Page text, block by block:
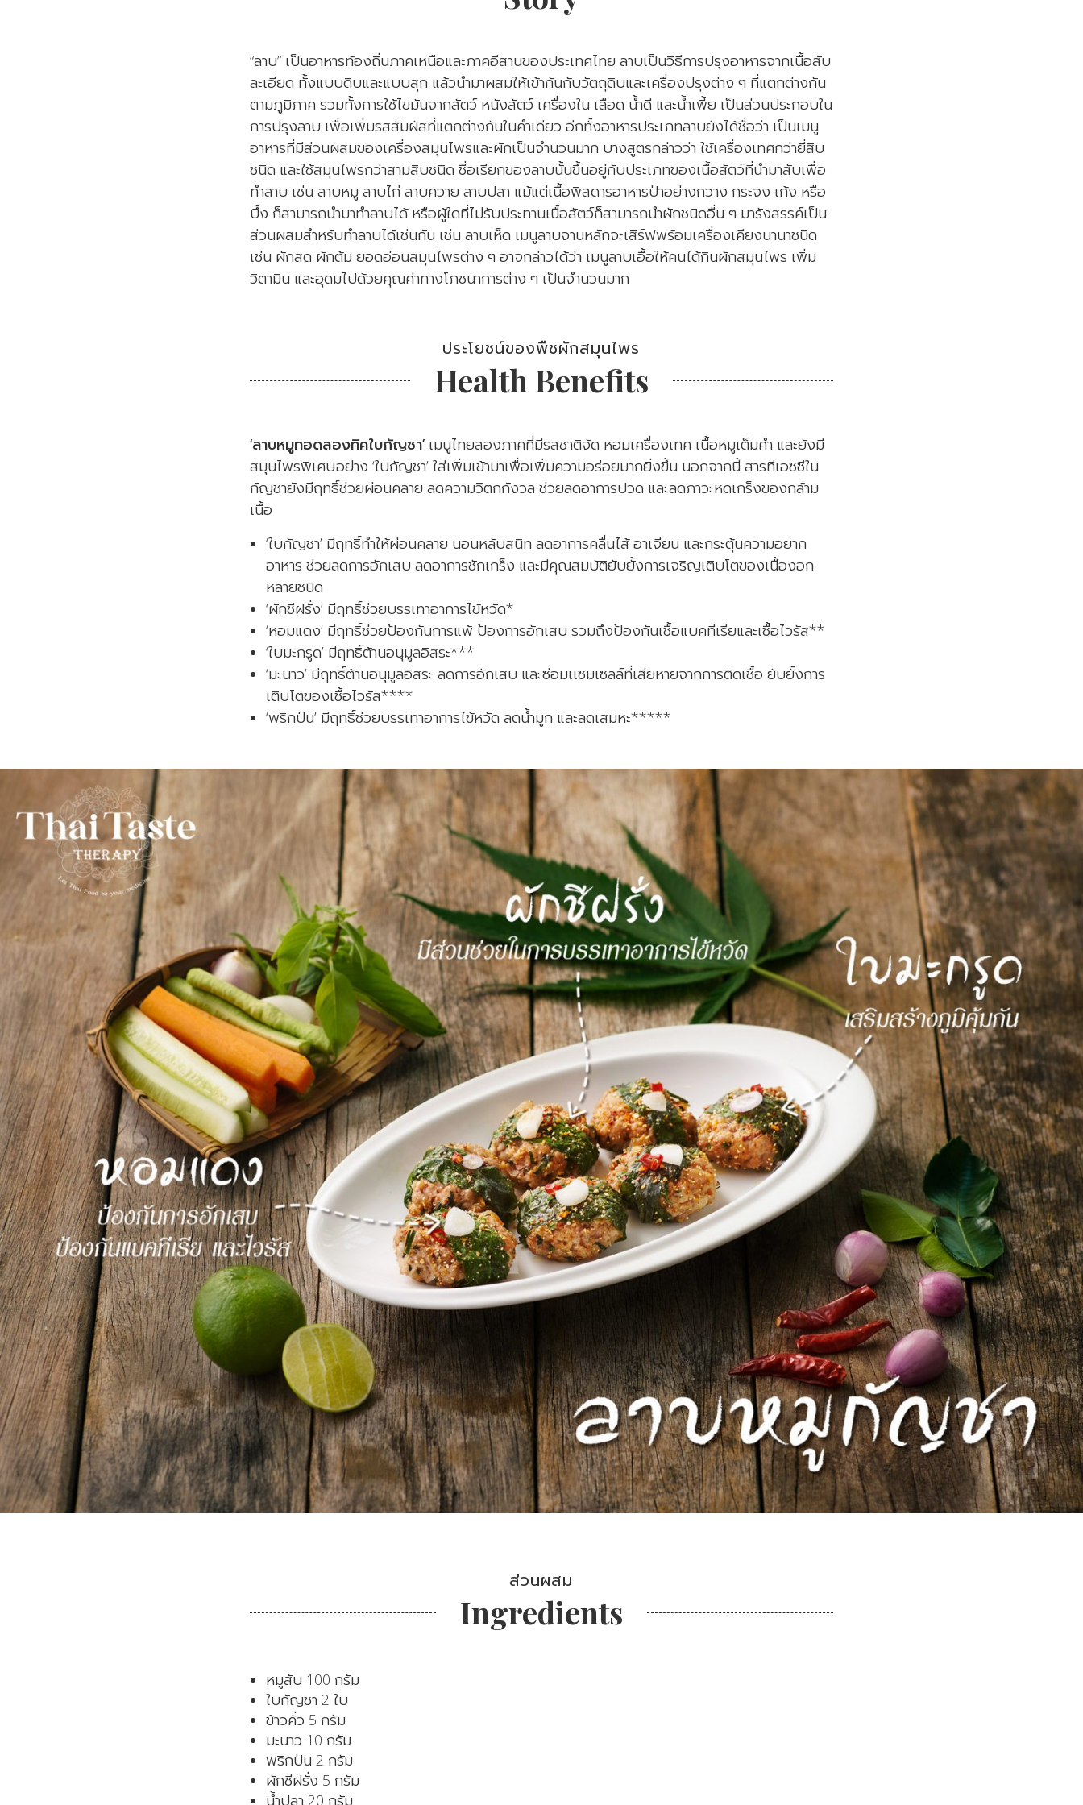
“ลาบ” เป็นอาหารท้องถิ่นภาคเหนือและภาคอีสานของประเทศไทย ลาบเป็นวิธีการปรุงอาหารจากเนื้อสับ
ละเอียด ทั้งแบบดิบและแบบสุก แล้วนำมาผสมให้เข้ากันกับวัตถุดิบและเครื่องปรุงต่าง ๆ ที่แตกต่างกัน
ตามภูมิภาค รวมทั้งการใช้ไขมันจากสัตว์ หนังสัตว์ เครื่องใน เลือด น้ำดี และน้ำเพี้ย เป็นส่วนประกอบใน
การปรุงลาบ เพื่อเพิ่มรสสัมผัสที่แตกต่างกันในคำเดียว อีกทั้งอาหารประเภทลาบยังได้ชื่อว่า เป็นเมนู
อาหารที่มีส่วนผสมของเครื่องสมุนไพรและผักเป็นจำนวนมาก บางสูตรกล่าวว่า ใช้เครื่องเทศกว่ายี่สิบ
ชนิด และใช้สมุนไพรกว่าสามสิบชนิด ชื่อเรียกของลาบนั้นขึ้นอยู่กับประเภทของเนื้อสัตว์ที่นำมาสับเพื่อ
ทำลาบ เช่น ลาบหมู ลาบไก่ ลาบควาย ลาบปลา แม้แต่เนื้อพิสดารอาหารป่าอย่างกวาง กระจง เก้ง หรือ
บึ้ง ก็สามารถนำมาทำลาบได้ หรือผู้ใดที่ไม่รับประทานเนื้อสัตว์ก็สามารถนำผักชนิดอื่น ๆ มารังสรรค์เป็น
ส่วนผสมสำหรับทำลาบได้เช่นกัน เช่น ลาบเห็ด เมนูลาบจานหลักจะเสิร์ฟพร้อมเครื่องเคียงนานาชนิด
เช่น ผักสด ผักต้ม ยอดอ่อนสมุนไพรต่าง ๆ อาจกล่าวได้ว่า เมนูลาบเอื้อให้คนได้กินผักสมุนไพร เพิ่ม
วิตามิน และอุดมไปด้วยคุณค่าทางโภชนาการต่าง ๆ เป็นจำนวนมาก
ประโยชน์ของพืชผักสมุนไพร
Health Benefits
‘ลาบหมูทอดสองทิศใบกัญชา’ เมนูไทยสองภาคที่มีรสชาติจัด หอมเครื่องเทศ เนื้อหมูเต็มคำ และยังมี
สมุนไพรพิเศษอย่าง ‘ใบกัญชา’ ใส่เพิ่มเข้ามาเพื่อเพิ่มความอร่อยมากยิ่งขึ้น นอกจากนี้ สารทีเอซซีใน
กัญชายังมีฤทธิ์ช่วยผ่อนคลาย ลดความวิตกกังวล ช่วยลดอาการปวด และลดภาวะหดเกร็งของกล้าม
เนื้อ
‘ใบกัญชา’ มีฤทธิ์ทำให้ผ่อนคลาย นอนหลับสนิท ลดอาการคลื่นไส้ อาเจียน และกระตุ้นความอยาก
อาหาร ช่วยลดการอักเสบ ลดอาการชักเกร็ง และมีคุณสมบัติยับยั้งการเจริญเติบโตของเนื้องอก
หลายชนิด
‘ผักชีฝรั่ง’ มีฤทธิ์ช่วยบรรเทาอาการไข้หวัด*
‘หอมแดง’ มีฤทธิ์ช่วยป้องกันการแพ้ ป้องการอักเสบ รวมถึงป้องกันเชื้อแบคทีเรียและเชื้อไวรัส**
‘ใบมะกรูด’ มีฤทธิ์ต้านอนุมูลอิสระ***
‘มะนาว’ มีฤทธิ์ต้านอนุมูลอิสระ ลดการอักเสบ และซ่อมเเซมเซลล์ที่เสียหายจากการติดเชื้อ ยับยั้งการ
เติบโตของเชื้อไวรัส****
‘พริกป่น’ มีฤทธิ์ช่วยบรรเทาอาการไข้หวัด ลดน้ำมูก และลดเสมหะ*****
ส่วนผสม
Ingredients
หมูสับ 100 กรัม
ใบกัญชา 2 ใบ
ข้าวคั่ว 5 กรัม
มะนาว 10 กรัม
พริกป่น 2 กรัม
ผักชีฝรั่ง 5 กรัม
น้ำปลา 20 กรัม